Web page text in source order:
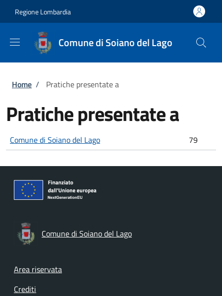
Regione Lombardia
Comune di Soiano del Lago
Briciole di pane
Home / Pratiche presentate a
Pratiche presentate a
Comune di Soiano del Lago 79
Comune di Soiano del Lago
Footer menu
Area riservata
Crediti